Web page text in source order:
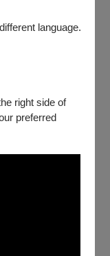
language.
right side of
preferred
FF
親強烈反對，而青
自己為私生女，自
白，故事並未落
第三時期。林青霞